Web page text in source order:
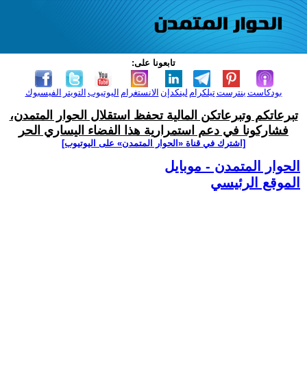
تابعونا على:
الفيسبوك التويتر اليوتيوب الانستغرام لينكدإن تيلكرامبنترست بودكاست
تبرعاتكم وتبرعاتكن المالية تحفظ استقلال الحوار المتمدن،
فشاركونا في دعم استمرارية هذا الفضاء اليساري الحر
[اشترك في قناة ‫«الحوار المتمدن» على اليوتيوب]
الحوار المتمدن - موبايل
الموقع الرئيسي